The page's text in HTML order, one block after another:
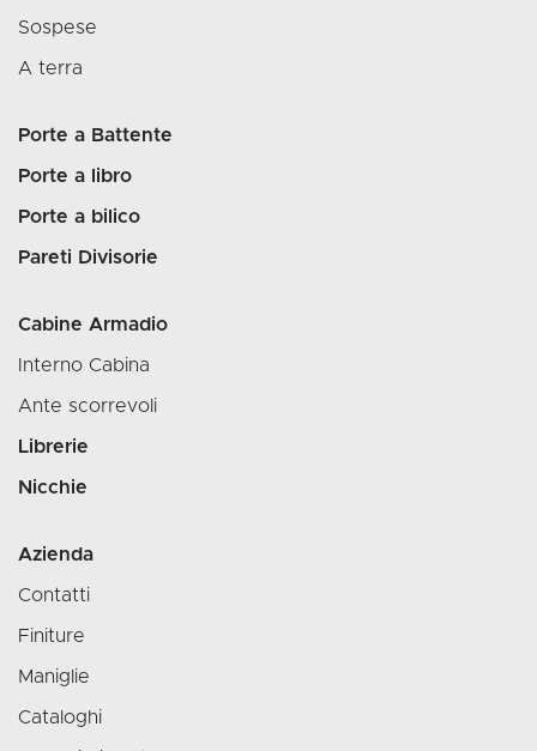
Sospese
A terra
Porte a Battente
Porte a libro
Porte a bilico
Pareti Divisorie
Cabine Armadio
Interno Cabina
Ante scorrevoli
Librerie
Nicchie
Azienda
Contatti
Finiture
Maniglie
Cataloghi